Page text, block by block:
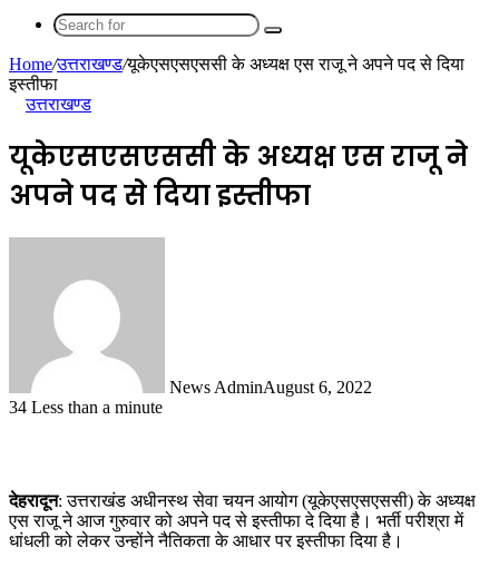
Search
Home/उत्तराखण्ड/यूकेएसएसएससी के अध्यक्ष एस राजू ने अपने पद से दिया
इस्तीफा
उत्तराखण्ड
यूकेएसएसएससी के अध्यक्ष एस राजू ने
अपने पद से दिया इस्तीफा
News AdminAugust 6, 2022
34 Less than a minute
देहरादून: उत्तराखंड अधीनस्थ सेवा चयन आयोग (यूकेएसएसएससी) के अध्यक्ष
एस राजू ने आज गुरुवार को अपने पद से इस्तीफा दे दिया है। भर्ती परीश्रा में
धांधली को लेकर उन्होंने नैतिकता के आधार पर इस्तीफा दिया है।